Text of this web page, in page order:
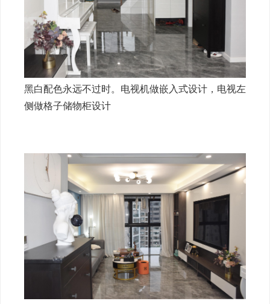
黑白配色永远不过时。电视机做嵌入式设计，电视左
侧做格子储物柜设计